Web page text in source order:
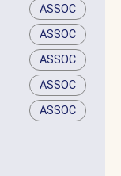
ASSOC
ASSOC
ASSOC
ASSOC
ASSOC